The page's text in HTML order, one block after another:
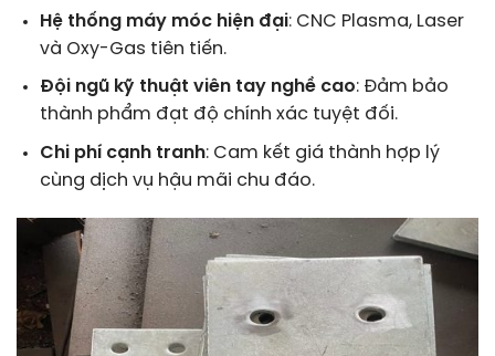
Hệ thống máy móc hiện đại: CNC Plasma, Laser
và Oxy-Gas tiên tiến.
Đội ngũ kỹ thuật viên tay nghề cao: Đảm bảo
thành phẩm đạt độ chính xác tuyệt đối.
Chi phí cạnh tranh: Cam kết giá thành hợp lý
cùng dịch vụ hậu mãi chu đáo.